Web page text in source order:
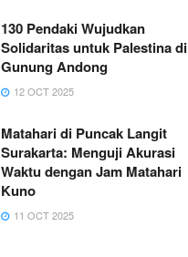
130 Pendaki Wujudkan
Solidaritas untuk Palestina di
Gunung Andong
12 OCT 2025
Matahari di Puncak Langit
Surakarta: Menguji Akurasi
Waktu dengan Jam Matahari
Kuno
11 OCT 2025